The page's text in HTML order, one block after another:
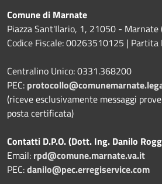
Comune di Marnate
Piazza Sant'Ilario, 1, 21050 - Marnate
Codice Fiscale: 00263510125 |
Centralino Unico: 0331.368200
PEC:
(riceve esclusivamente messaggi
posta certificata)
Contatti D.P.O. (Dott. Ing. Danilo
Email: rpd@comune.marnate.va.it
PEC:danilo@pec.erregiservice.com